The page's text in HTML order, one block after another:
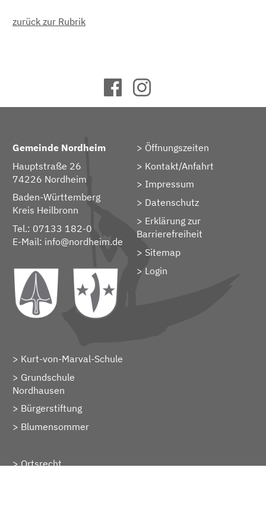
zurück zur Rubrik
Gemeinde Nordheim
Hauptstraße 26
74226 Nordheim
Baden-Württemberg
Kreis Heilbronn
Tel.: 07133 182-0
E-Mail: info@nordheim.de
Öffnungszeiten
Kontakt/Anfahrt
Impressum
Datenschutz
Erklärung zur
Barrierefreiheit
Sitemap
> Login
Kurt-von-Marval-Schule
Grundschule
Nordhausen
Bürgerstiftung
Blumensommer
Ortsrecht